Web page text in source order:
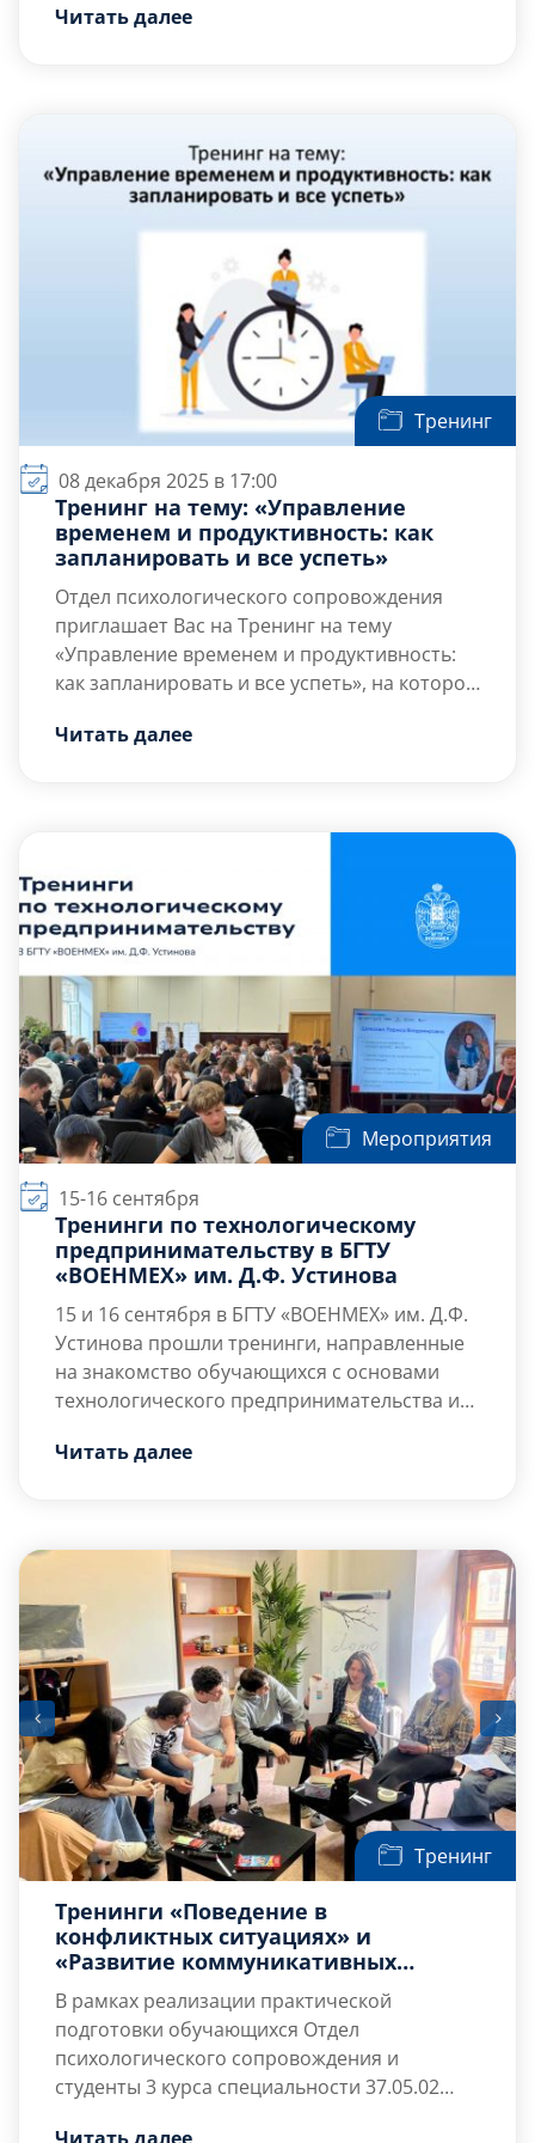
осознанного выбора в сложных жизненных
саморефлексии и системы ценностей с
Выявить базовые убеждения, которые
определяют наши […]
Читать далее
Тренинг
08 декабря 2025 в 17:00
Тренинг на тему: «Управление
временем и продуктивность: как
запланировать и все успеть»
Отдел психологического сопровождения
приглашает Вас на Тренинг на тему
«Управление временем и продуктивность:
как запланировать и все успеть», на котором
управлении временем, применяя
повышения личной продуктивности, и
самоуправления, постановки целей и
Читать далее
Мероприятия
15-16 сентября
Тренинги по технологическому
предпринимательству в БГТУ
«ВОЕНМЕХ» им. Д.Ф. Устинова
15 и 16 сентября в БГТУ «ВОЕНМЕХ» им. Д.Ф.
Устинова прошли тренинги, направленные
на знакомство обучающихся с основами
технологического предпринимательства и
создании собственных проектов.
— Лариса Шляхова – трекер ФРИИ, член
при Правительстве РФ, генеральный
директор ООО «СКАДО БИЗНЕС ЭКСПЕРТ»;
— […]
Читать далее
Тренинг
Тренинги «Поведение в
конфликтных ситуациях» и
«Развитие коммуникативных
навыков»
В рамках реализации практической
подготовки обучающихся Отдел
психологического сопровождения и
студенты 3 курса специальности 37.05.02